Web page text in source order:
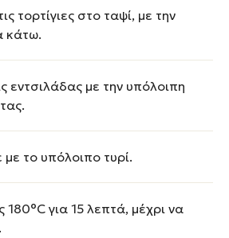
τορτίγιες στο ταψί, με την
κάτω.
εντσιλάδας με την υπόλοιπη
το υπόλοιπο τυρί.
για 15 λεπτά, μέχρι να